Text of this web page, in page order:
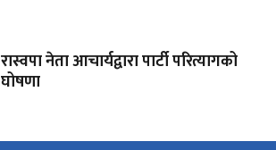
रास्वपा नेता आचार्यद्वारा पार्टी परित्यागको
घोषणा